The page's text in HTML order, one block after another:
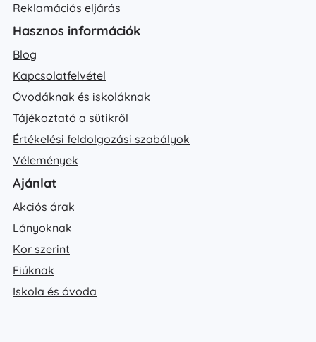
Reklamációs eljárás
Hasznos információk
Blog
Kapcsolatfelvétel
Óvodáknak és iskoláknak
Tájékoztató a sütikről
Értékelési feldolgozási szabályok
Vélemények
Ajánlat
Akciós árak
Lányoknak
Kor szerint
Fiúknak
Iskola és óvoda